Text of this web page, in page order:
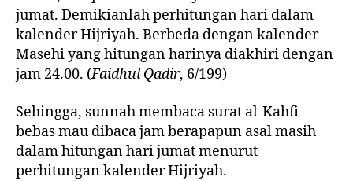
jumat. Demikianlah perhitungan hari dalam
kalender Hijriyah. Berbeda dengan kalender
Masehi yang hitungan harinya diakhiri dengan
jam 24.00. (Faidhul Qadir, 6/199)
Sehingga, sunnah membaca surat al-Kahfi
bebas mau dibaca jam berapapun asal masih
dalam hitungan hari jumat menurut
perhitungan kalender Hijriyah.